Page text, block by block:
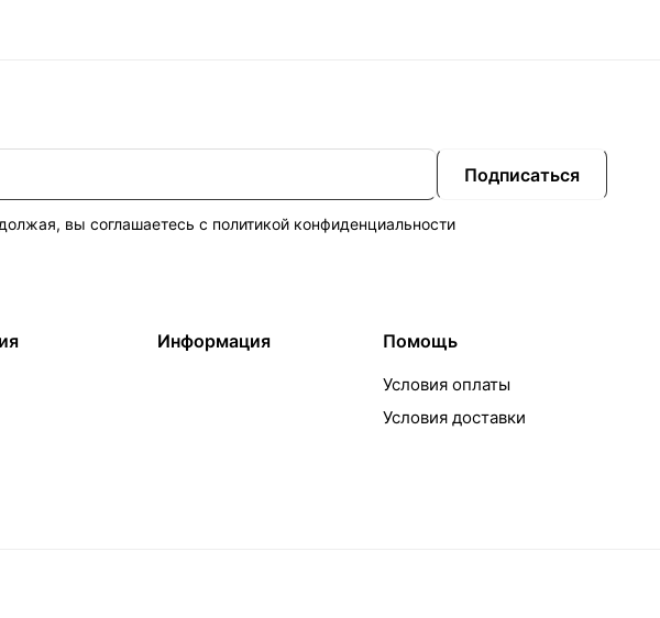
Подписаться
вы соглашаетесь с политикой конфиденциальности
Информация Помощь
Условия оплаты
Условия доставки